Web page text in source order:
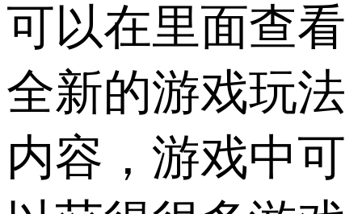
可以在里面查看
全新的游戏玩法
内容，游戏中可